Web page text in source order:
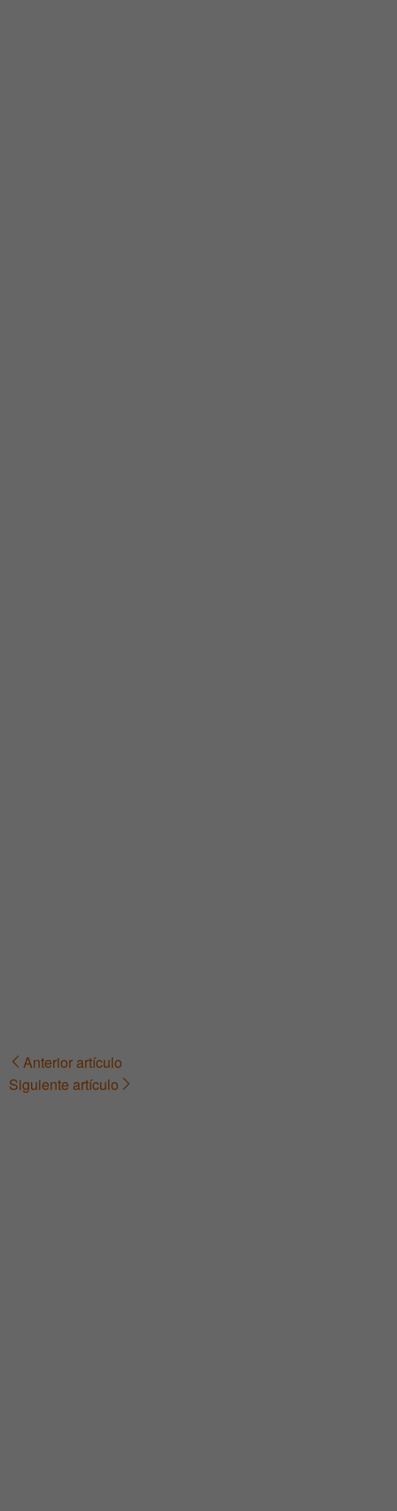
Navegación
Anterior artículo
Siguiente artículo